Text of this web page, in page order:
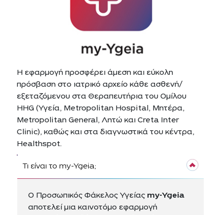
Η εφαρμογή προσφέρει άμεση και εύκολη
πρόσβαση στο ιατρικό αρχείο κάθε ασθενή/
εξεταζόμενου στα Θεραπευτήρια του Ομίλου
HHG (Υγεία, Metropolitan Hospital, Μητέρα,
Metropolitan General, Λητώ και Creta Inter
Clinic), καθώς και στα διαγνωστικά του κέντρα,
Healthspot.
Τι είναι το my-Ygeia;
Ο Προσωπικός Φάκελος Υγείας my-Ygeia
αποτελεί μια καινοτόμο εφαρμογή